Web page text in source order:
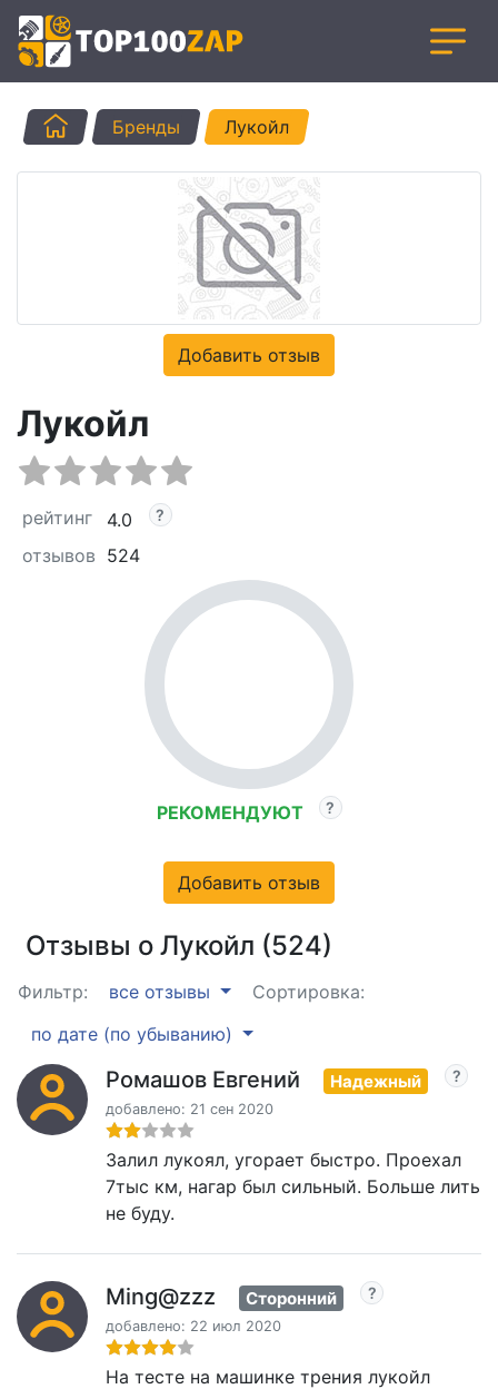
ГлавнаяБренды Лукойл
Добавить отзыв
Лукойл
рейтинг
4.0
отзывов 524
РЕКОМЕНДУЮТ
Добавить отзыв
Отзывы о Лукойл (524)
Фильтр: все отзывы
Сортировка:
по дате (по убыванию)
Ромашов Евгений Надежный
добавлено: 21 сен 2020
Залил лукоял, угорает быстро. Проехал
7тыс км, нагар был сильный. Больше лить
не буду.
Ming@zzz Сторонний
добавлено: 22 июл 2020
На тесте на машинке трения лукойл